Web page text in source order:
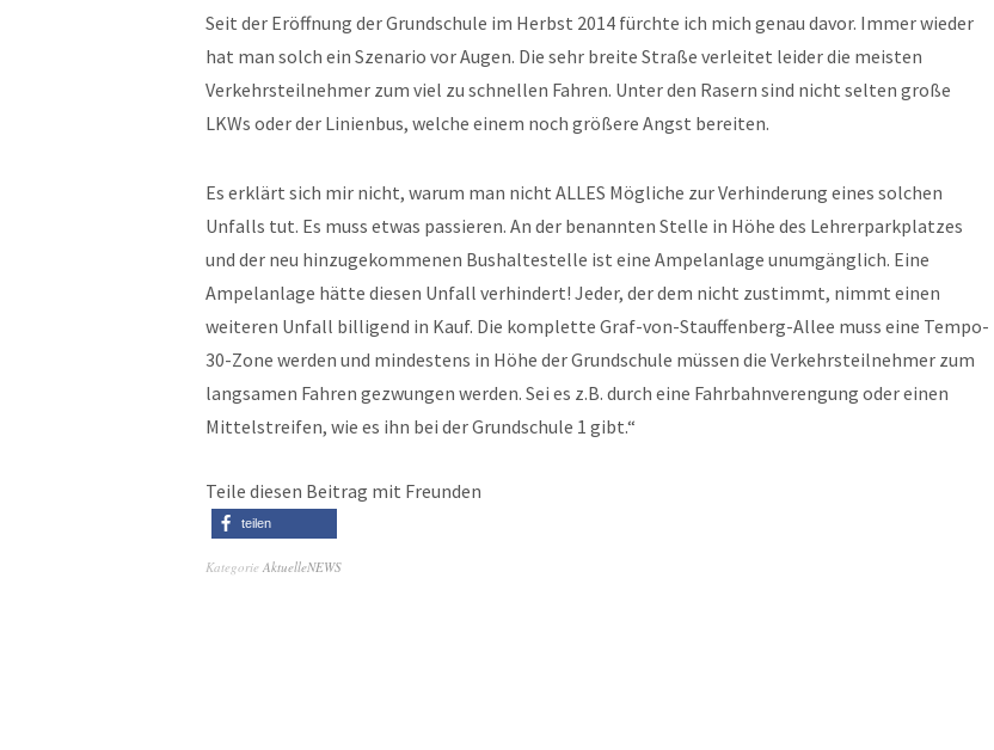
Seit der Eröffnung der Grundschule im Herbst 2014 fürchte ich mich genau davor. Immer wieder
hat man solch ein Szenario vor Augen. Die sehr breite Straße verleitet leider die meisten
Verkehrsteilnehmer zum viel zu schnellen Fahren. Unter den Rasern sind nicht selten große
LKWs oder der Linienbus, welche einem noch größere Angst bereiten.
Es erklärt sich mir nicht, warum man nicht ALLES Mögliche zur Verhinderung eines solchen
Unfalls tut. Es muss etwas passieren. An der benannten Stelle in Höhe des Lehrerparkplatzes
und der neu hinzugekommenen Bushaltestelle ist eine Ampelanlage unumgänglich. Eine
Ampelanlage hätte diesen Unfall verhindert! Jeder, der dem nicht zustimmt, nimmt einen
weiteren Unfall billigend in Kauf. Die komplette Graf-von-Stauffenberg-Allee muss eine Tempo-
30-Zone werden und mindestens in Höhe der Grundschule müssen die Verkehrsteilnehmer zum
langsamen Fahren gezwungen werden. Sei es z.B. durch eine Fahrbahnverengung oder einen
Mittelstreifen, wie es ihn bei der Grundschule 1 gibt.“
Teile diesen Beitrag mit Freunden
teilen
Kategorie AktuelleNEWS